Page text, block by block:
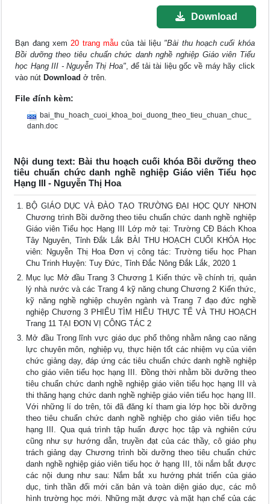
Download
Bạn đang xem20 trang mẫucủa tài liệu "Bài thu hoạch cuối khóa
Bồi dưỡng theo tiêu chuẩn chức danh nghề nghiệp Giáo viên Tiểu
học Hạng III - Nguyễn Thị Hoa", để tải tài liệu gốc về máy hãy click
vào nút Download ở trên.
File đính kèm:
bai_thu_hoach_cuoi_khoa_boi_duong_theo_tieu_chuan_chuc_
danh.doc
Nội dung text: Bài thu hoạch cuối khóa Bồi dưỡng theo
tiêu chuẩn chức danh nghề nghiệp Giáo viên Tiểu học
Hạng III - Nguyễn Thị Hoa
BỘ GIÁO DỤC VÀ ĐÀO TẠO TRƯỜNG ĐẠI HỌC QUY NHƠN
Chương trình Bồi dưỡng theo tiêu chuẩn chức danh nghề nghiệp
Giáo viên Tiểu học Hạng III Lớp mở tại: Trường CĐ Bách Khoa
Tây Nguyên, Tỉnh Đắk Lắk BÀI THU HOẠCH CUỐI KHÓA Học
viên: Nguyễn Thị Hoa Đơn vị công tác: Trường tiểu học Phan
Chu Trinh Huyện: Tuy Đức, Tỉnh Đắc Nông Đắk Lắk, 2020 1
Mục lục Mở đầu Trang 3 Chương 1 Kiến thức về chính trị, quản
lý nhà nước và các Trang 4 kỹ năng chung Chương 2 Kiến thức,
kỹ năng nghề nghiệp chuyên ngành và Trang 7 đạo đức nghề
nghiệp Chương 3 PHIẾU TÌM HIỂU THỰC TẾ VÀ THU HOẠCH
Trang 11 TẠI ĐƠN VỊ CÔNG TÁC 2
Mở đầu Trong lĩnh vực giáo dục phổ thông nhằm nâng cao năng
lực chuyên môn, nghiệp vụ, thực hiện tốt các nhiệm vụ của viên
chức giảng dạy, đáp ứng các tiêu chuẩn chức danh nghề nghiệp
cho giáo viên tiểu học hạng III. Đồng thời nhằm bồi dưỡng theo
tiêu chuẩn chức danh nghề nghiệp giáo viên tiểu học hạng III và
thi thăng hạng chức danh nghề nghiệp giáo viên tiểu học hạng III.
Với những lí do trên, tôi đã đăng kí tham gia lớp học bồi dưỡng
theo tiêu chuẩn chức danh nghề nghiệp cho giáo viên tiểu học
hạng III. Qua quá trình tập huấn được học tập và nghiên cứu
cũng như sự hướng dẫn, truyền đạt của các thầy, cô giáo phụ
trách giảng dạy Chương trình bồi dưỡng theo tiêu chuẩn chức
danh nghề nghiệp giáo viên tiểu học ở hạng III, tôi nắm bắt được
các nội dung như sau: Nắm bắt xu hướng phát triển của giáo
dục, tinh thần đổi mới căn bản và toàn diện giáo dục, các mô
hình trường học mới. Những mặt được và mặt hạn chế của các